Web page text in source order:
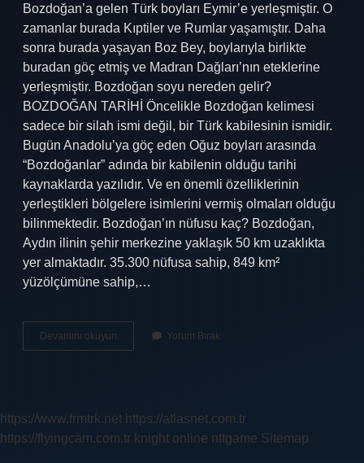
Bozdoğan’a gelen Türk boyları Eymir’e yerleşmiştir. O
zamanlar burada Kıptiler ve Rumlar yaşamıştır. Daha
sonra burada yaşayan Boz Bey, boylarıyla birlikte
buradan göç etmiş ve Madran Dağları’nın eteklerine
yerleşmiştir. Bozdoğan soyu nereden gelir?
BOZDOĞAN TARİHİ Öncelikle Bozdoğan kelimesi
sadece bir silah ismi değil, bir Türk kabilesinin ismidir.
Bugün Anadolu’ya göç eden Oğuz boyları arasında
“Bozdoğanlar” adında bir kabilenin olduğu tarihi
kaynaklarda yazılıdır. Ve en önemli özelliklerinin
yerleştikleri bölgelere isimlerini vermiş olmaları olduğu
bilinmektedir. Bozdoğan’ın nüfusu kaç? Bozdoğan,
Aydın ilinin şehir merkezine yaklaşık 50 km uzaklıkta
yer almaktadır. 35.300 nüfusa sahip, 849 km²
yüzölçümüne sahip,…
Devamını okuyun Bozdoğanın
Kaç
Yorum Bırak
https://www.frmtrk.net https://atlasnet.com.tr
https://flyingcam.com.tr knight online nttgame Sitemap